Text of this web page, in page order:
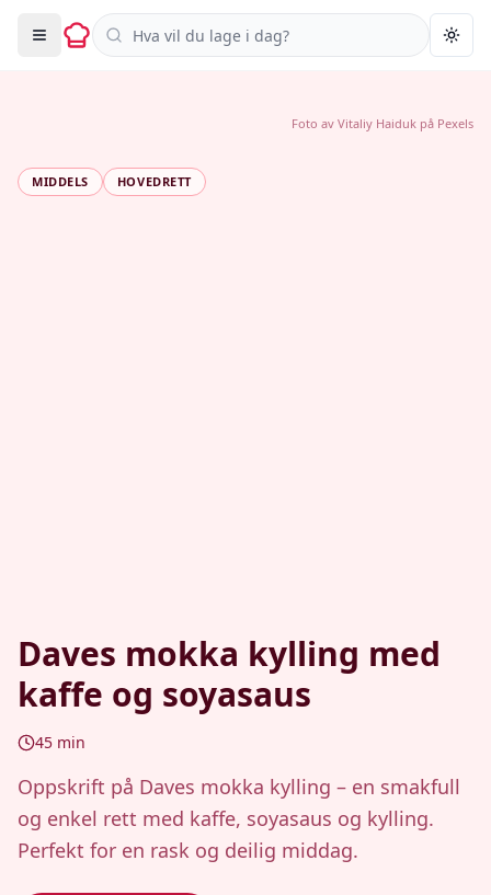
Søk i oppskrifter
MIDDELS HOVEDRETT
Daves mokka kylling med
kaffe og soyasaus
45 min
Oppskrift på Daves mokka kylling – en smakfull
og enkel rett med kaffe, soyasaus og kylling.
Perfekt for en rask og deilig middag.
Foto av Vitaliy Haiduk på Pexels